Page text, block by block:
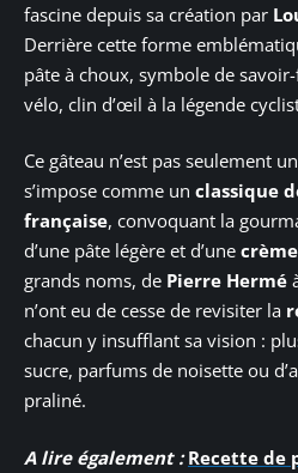
fascine depuis sa création par
Derrière cette forme
pâte à choux, symbole de
vélo, clin d’œil à la légende
Ce gâteau n’est pas seulement
s’impose comme un classique
française, convoquant la
d’une pâte légère et d’une
grands noms, de Pierre Hermé
n’ont eu de cesse de revisiter la
chacun y insufflant sa vision :
sucre, parfums de noisette ou
praliné.
A lire également : Recette de